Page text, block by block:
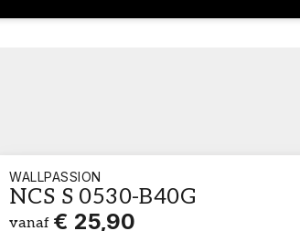
WALLPASSION
NCS S 0530-B40G
vanaf € 25,90